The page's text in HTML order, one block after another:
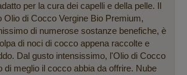
per la cura dei capelli e della pelle. Il
Olio di Cocco Vergine Bio Premium,
di numerose sostanze benefiche, è
di noci di cocco appena raccolte e
Dal gusto intensissimo, l'Olio di Cocco
di meglio il cocco abbia da offrire. Nube